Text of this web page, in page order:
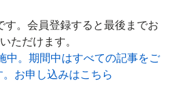
す。会員登録すると最後までお
ただけます。
中。期間中はすべての記事をご
お申し込みはこちら